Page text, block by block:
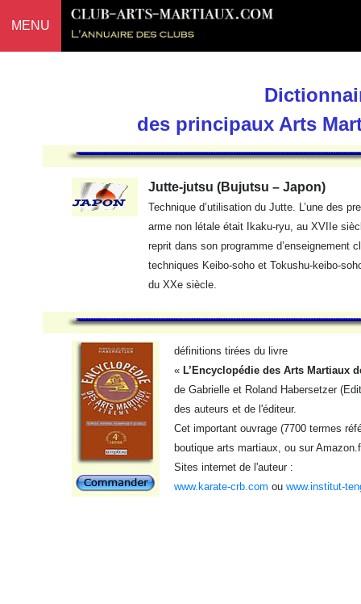
MENU
des principaux Arts
Jutte-jutsu (Bujutsu – Japon)
Technique d’utilisation du Jutte. L’une des
arme non létale était Ikaku-ryu, au XVIIe
reprit dans son programme d’enseignement
techniques Keibo-soho et Tokushu-keibo-
du XXe siècle.
définitions tirées du livre
« L’Encyclopédie des Arts Martiaux
de Gabrielle et Roland Habersetzer
des auteurs et de l'éditeur.
Cet important ouvrage (7700 termes
boutique arts martiaux, ou sur
Sites internet de l'auteur :
www.karate-crb.com ou www.institut-